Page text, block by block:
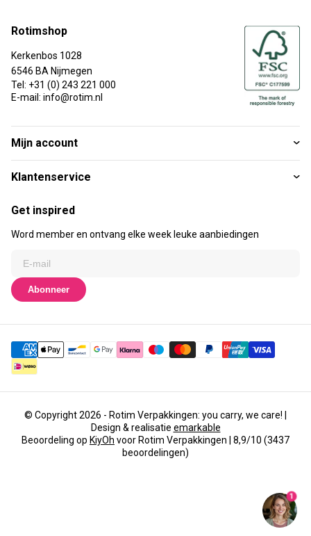
Rotimshop
Kerkenbos 1028
6546 BA Nijmegen
Tel: +31 (0) 243 221 000
E-mail: info@rotim.nl
Mijn account
Klantenservice
Get inspired
Word member en ontvang elke week leuke aanbiedingen
Abonneer
© Copyright 2026 - Rotim Verpakkingen: you carry, we care! |
Design & realisatie emarkable
Beoordeling op KiyOh voor Rotim Verpakkingen | 8,9/10 (3437
beoordelingen)
1